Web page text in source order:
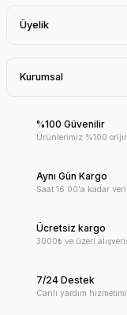
Üyelik
Kurumsal
%100 Güvenilir
Ürünlerimiz %100
Aynı Gün Kargo
Saat 16:00'a kadar
Ücretsiz kargo
3000₺ ve üzeri
7/24 Destek
Canlı yardım